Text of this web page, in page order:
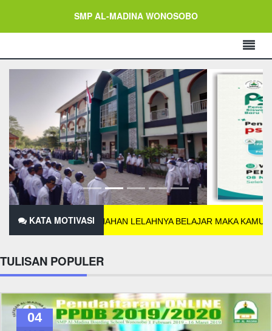
SMP AL-MADINA WONOSOBO
KATA MOTIVASI
MENAHAN LELAHNYA BELAJAR MAKA KAMU HARUS
TULISAN POPULER
04